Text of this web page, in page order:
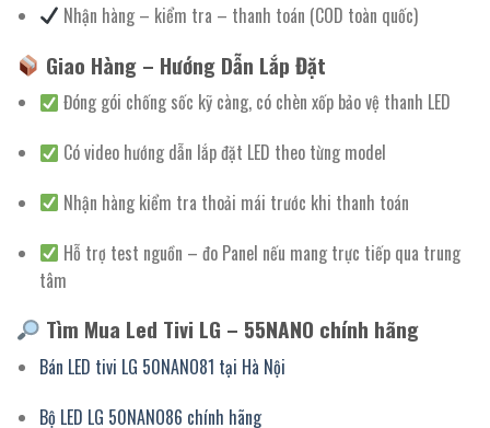
Nhận hàng – kiểm tra – thanh toán (COD toàn quốc)
Giao Hàng – Hướng Dẫn Lắp Đặt
Đóng gói chống sốc kỹ càng, có chèn xốp bảo vệ thanh LED
Có video hướng dẫn lắp đặt LED theo từng model
Nhận hàng kiểm tra thoải mái trước khi thanh toán
Hỗ trợ test nguồn – đo Panel nếu mang trực tiếp qua trung
tâm
Tìm Mua Led Tivi LG – 55NANO chính hãng
Bán LED tivi LG 50NANO81 tại Hà Nội
Bộ LED LG 50NANO86 chính hãng